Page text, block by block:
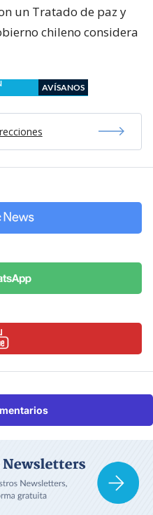
un Tratado de paz y
chileno considera
AVÍSANOS